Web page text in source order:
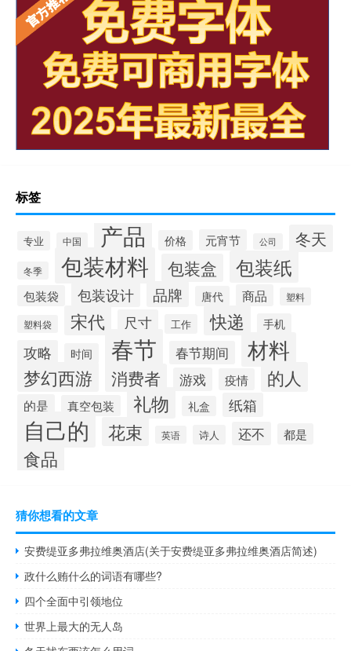
标签
专业 中国 产品 价格 元宵节 公司 冬天
冬季 包装材料 包装盒 包装纸
包装袋 包装设计 品牌 唐代 商品 塑料
塑料袋 宋代 尺寸 工作 快递 手机
攻略 时间 春节 春节期间 材料
梦幻西游 消费者 游戏 疫情 的人
的是 真空包装 礼物 礼盒 纸箱
自己的 花束 英语 诗人 还不 都是
食品
猜你想看的文章
安费缇亚多弗拉维奥酒店(关于安费缇亚多弗拉维奥酒店简述)
政什么贿什么的词语有哪些?
四个全面中引领地位
世界上最大的无人岛